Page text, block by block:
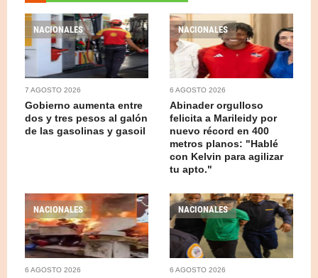
NACIONALES
7 AGOSTO 2026
Gobierno aumenta entre
dos y tres pesos al galón
de las gasolinas y gasoil
NACIONALES
6 AGOSTO 2026
Abinader orgulloso
felicita a Marileidy por
nuevo récord en 400
metros planos: "Hablé
con Kelvin para agilizar
tu apto."
NACIONALES
6 AGOSTO 2026
NACIONALES
6 AGOSTO 2026